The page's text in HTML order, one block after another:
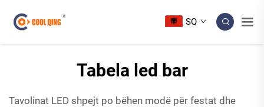
SQ
Tabela led bar
Tavolinat LED shpejt po bëhen modë për festat dhe